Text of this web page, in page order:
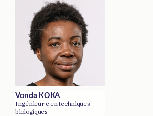
Vonda KOKA
Ingénieur·e en techniques
biologiques